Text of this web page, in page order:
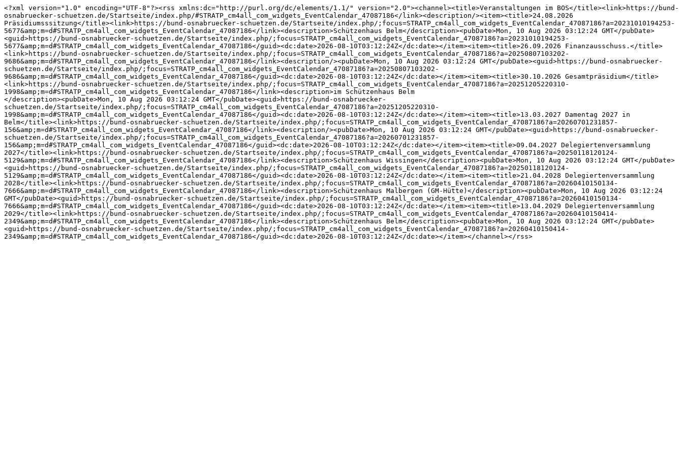
<?xml version="1.0" encoding="UTF-8"?><rss xmlns:dc="http://purl.org/dc/elements/1.1/" version="2.0"><channel><title>Veranstaltungen im BOS</title><link>https://bund-
osnabruecker-schuetzen.de/Startseite/index.php/#STRATP_cm4all_com_widgets_EventCalendar_47087186</link><description/><item><title>24.08.2026
Präsidiumsssitzung</title><link>https://bund-osnabruecker-schuetzen.de/Startseite/index.php/;focus=STRATP_cm4all_com_widgets_EventCalendar_47087186?a=20231010194253-
5677&amp;m=d#STRATP_cm4all_com_widgets_EventCalendar_47087186</link><description>Schützenhaus Belm</description><pubDate>Mon, 10 Aug 2026 03:12:24 GMT</pubDate>
<guid>https://bund-osnabruecker-schuetzen.de/Startseite/index.php/;focus=STRATP_cm4all_com_widgets_EventCalendar_47087186?a=20231010194253-
5677&amp;m=d#STRATP_cm4all_com_widgets_EventCalendar_47087186</guid><dc:date>2026-08-10T03:12:24Z</dc:date></item><item><title>26.09.2026 Finanzausschuss.</title>
<link>https://bund-osnabruecker-schuetzen.de/Startseite/index.php/;focus=STRATP_cm4all_com_widgets_EventCalendar_47087186?a=20250807103202-
9686&amp;m=d#STRATP_cm4all_com_widgets_EventCalendar_47087186</link><description/><pubDate>Mon, 10 Aug 2026 03:12:24 GMT</pubDate><guid>https://bund-osnabruecker-
schuetzen.de/Startseite/index.php/;focus=STRATP_cm4all_com_widgets_EventCalendar_47087186?a=20250807103202-
9686&amp;m=d#STRATP_cm4all_com_widgets_EventCalendar_47087186</guid><dc:date>2026-08-10T03:12:24Z</dc:date></item><item><title>30.10.2026 Gesamtpräsidium</title>
<link>https://bund-osnabruecker-schuetzen.de/Startseite/index.php/;focus=STRATP_cm4all_com_widgets_EventCalendar_47087186?a=20251205220310-
1998&amp;m=d#STRATP_cm4all_com_widgets_EventCalendar_47087186</link><description>im Schützenhaus Belm
</description><pubDate>Mon, 10 Aug 2026 03:12:24 GMT</pubDate><guid>https://bund-osnabruecker-
schuetzen.de/Startseite/index.php/;focus=STRATP_cm4all_com_widgets_EventCalendar_47087186?a=20251205220310-
1998&amp;m=d#STRATP_cm4all_com_widgets_EventCalendar_47087186</guid><dc:date>2026-08-10T03:12:24Z</dc:date></item><item><title>13.03.2027 Damentag 2027 in
Belm</title><link>https://bund-osnabruecker-schuetzen.de/Startseite/index.php/;focus=STRATP_cm4all_com_widgets_EventCalendar_47087186?a=20260701231857-
156&amp;m=d#STRATP_cm4all_com_widgets_EventCalendar_47087186</link><description/><pubDate>Mon, 10 Aug 2026 03:12:24 GMT</pubDate><guid>https://bund-osnabruecker-
schuetzen.de/Startseite/index.php/;focus=STRATP_cm4all_com_widgets_EventCalendar_47087186?a=20260701231857-
156&amp;m=d#STRATP_cm4all_com_widgets_EventCalendar_47087186</guid><dc:date>2026-08-10T03:12:24Z</dc:date></item><item><title>09.04.2027 Delegiertenversammlung
2027</title><link>https://bund-osnabruecker-schuetzen.de/Startseite/index.php/;focus=STRATP_cm4all_com_widgets_EventCalendar_47087186?a=20250118120124-
5129&amp;m=d#STRATP_cm4all_com_widgets_EventCalendar_47087186</link><description>Schützenhaus Wissingen</description><pubDate>Mon, 10 Aug 2026 03:12:24 GMT</pubDate>
<guid>https://bund-osnabruecker-schuetzen.de/Startseite/index.php/;focus=STRATP_cm4all_com_widgets_EventCalendar_47087186?a=20250118120124-
5129&amp;m=d#STRATP_cm4all_com_widgets_EventCalendar_47087186</guid><dc:date>2026-08-10T03:12:24Z</dc:date></item><item><title>21.04.2028 Delegiertenversammlung
2028</title><link>https://bund-osnabruecker-schuetzen.de/Startseite/index.php/;focus=STRATP_cm4all_com_widgets_EventCalendar_47087186?a=20260410150134-
7666&amp;m=d#STRATP_cm4all_com_widgets_EventCalendar_47087186</link><description>Schützenhaus Malbergen (GM-Hütte)</description><pubDate>Mon, 10 Aug 2026 03:12:24
GMT</pubDate><guid>https://bund-osnabruecker-schuetzen.de/Startseite/index.php/;focus=STRATP_cm4all_com_widgets_EventCalendar_47087186?a=20260410150134-
7666&amp;m=d#STRATP_cm4all_com_widgets_EventCalendar_47087186</guid><dc:date>2026-08-10T03:12:24Z</dc:date></item><item><title>13.04.2029 Delegiertenversammlung
2029</title><link>https://bund-osnabruecker-schuetzen.de/Startseite/index.php/;focus=STRATP_cm4all_com_widgets_EventCalendar_47087186?a=20260410150414-
2349&amp;m=d#STRATP_cm4all_com_widgets_EventCalendar_47087186</link><description>Schützenhaus Belm</description><pubDate>Mon, 10 Aug 2026 03:12:24 GMT</pubDate>
<guid>https://bund-osnabruecker-schuetzen.de/Startseite/index.php/;focus=STRATP_cm4all_com_widgets_EventCalendar_47087186?a=20260410150414-
2349&amp;m=d#STRATP_cm4all_com_widgets_EventCalendar_47087186</guid><dc:date>2026-08-10T03:12:24Z</dc:date></item></channel></rss>